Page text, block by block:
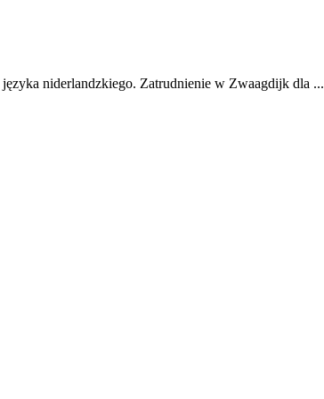
niderlandzkiego. Zatrudnienie w Zwaagdijk dla ...